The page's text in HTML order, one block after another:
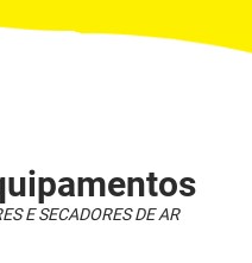
E SECADORES DE AR